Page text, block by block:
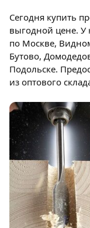
Сегодня купить
выгодной цене. У
по Москве,
Бутово,
Подольске.
из оптового